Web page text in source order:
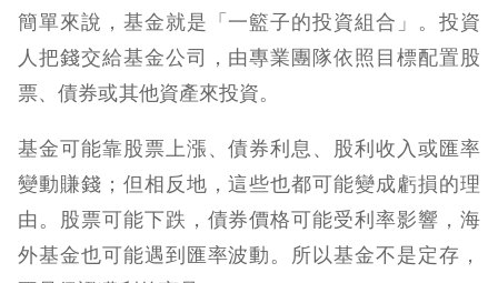
簡單來說，基金就是「一籃子的投資組合」。投資
人把錢交給基金公司，由專業團隊依照目標配置股
票、債券或其他資產來投資。
基金可能靠股票上漲、債券利息、股利收入或匯率
變動賺錢；但相反地，這些也都可能變成虧損的理
由。股票可能下跌，債券價格可能受利率影響，海
外基金也可能遇到匯率波動。所以基金不是定存，